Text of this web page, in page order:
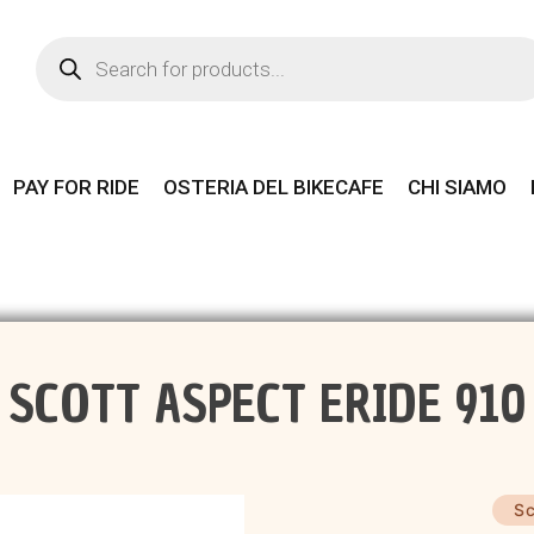
Products
search
PAY FOR RIDE OSTERIA DEL BIKECAFE CHI SIAMO
SCOTT ASPECT ERIDE 910